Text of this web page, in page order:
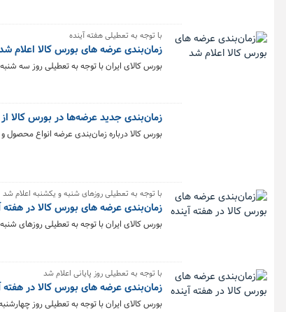
با توجه به تعطیلی هفته آینده
زمان‌بندی عرضه های بورس کالا اعلام
بورس کالای ایران با توجه به تعطیلی روز سه شنبه هفته آینده (۲۶ اردیبهشت)، نحوه عرضه محصول‌ها در هفته
زمان‌بندی جدید عرضه‌ها در بورس کالا
بورس کالا درباره زمان‌بندی عرضه انواع محصول
با توجه به تعطیلی روزهای شنبه و یکشنبه اعلام شد
زمان‌بندی عرضه های بورس کالا در هفته
بورس کالای ایران با توجه به تعطیلی روزهای شنبه و یکشنبه هفته آینده (۲ و ۳ اردیبهشت)، نحوه عرضه
با توجه به تعطیلی روز پایانی اعلام شد
زمان‌بندی عرضه های بورس کالا در هفته
بورس کالای ایران با توجه به تعطیلی روز چهارشنبه هفته آینده (۲۳ فروردین)، نحوه عرضه محصول‌ها در هفته